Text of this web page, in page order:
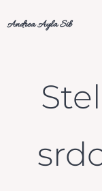
Andrea Ayla Sib